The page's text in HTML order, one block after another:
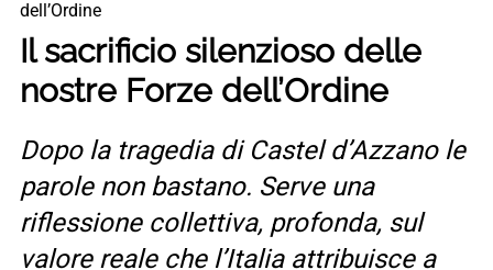
dell’Ordine
Il sacrificio silenzioso delle
nostre Forze dell’Ordine
Dopo la tragedia di Castel d’Azzano le
parole non bastano. Serve una
riflessione collettiva, profonda, sul
valore reale che l’Italia attribuisce a